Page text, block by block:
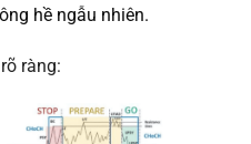
hề ngẫu nhiên.
ràng: